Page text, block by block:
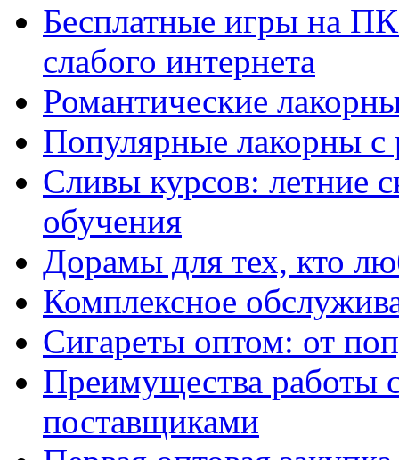
Бесплатные игры на
слабого интернета
Романтические
Популярные лакорны с
Сливы курсов: летние
обучения
Дорамы для тех, кто
Комплексное
Сигареты оптом: от
Преимущества работы
поставщиками